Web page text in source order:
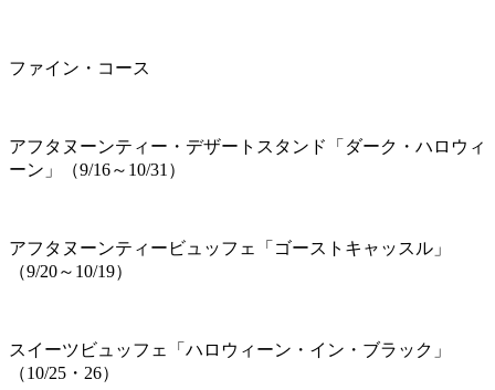
ファイン・コース
アフタヌーンティー・デザートスタンド「ダーク・ハロウィ
ーン」（9/16～10/31）
アフタヌーンティービュッフェ「ゴーストキャッスル」
（9/20～10/19）
スイーツビュッフェ「ハロウィーン・イン・ブラック」
（10/25・26）